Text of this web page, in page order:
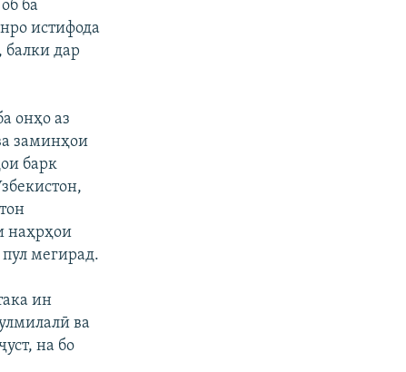
ба
истифода
балки дар
онҳо аз
заминҳои
барк
наҳрҳои
мегирад.
ин
ва
на бо